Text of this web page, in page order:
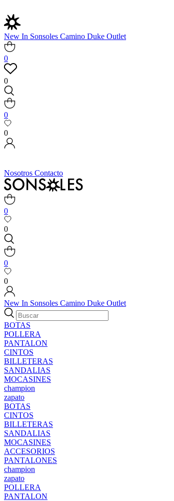
New In Sonsoles Camino Duke Outlet
0
0
0
0
Nosotros Contacto
0
0
0
0
New In Sonsoles Camino Duke Outlet
BOTAS
POLLERA
PANTALON
CINTOS
BILLETERAS
SANDALIAS
MOCASINES
champion
zapato
BOTAS
CINTOS
BILLETERAS
SANDALIAS
MOCASINES
ACCESORIOS
PANTALONES
champion
zapato
POLLERA
PANTALON